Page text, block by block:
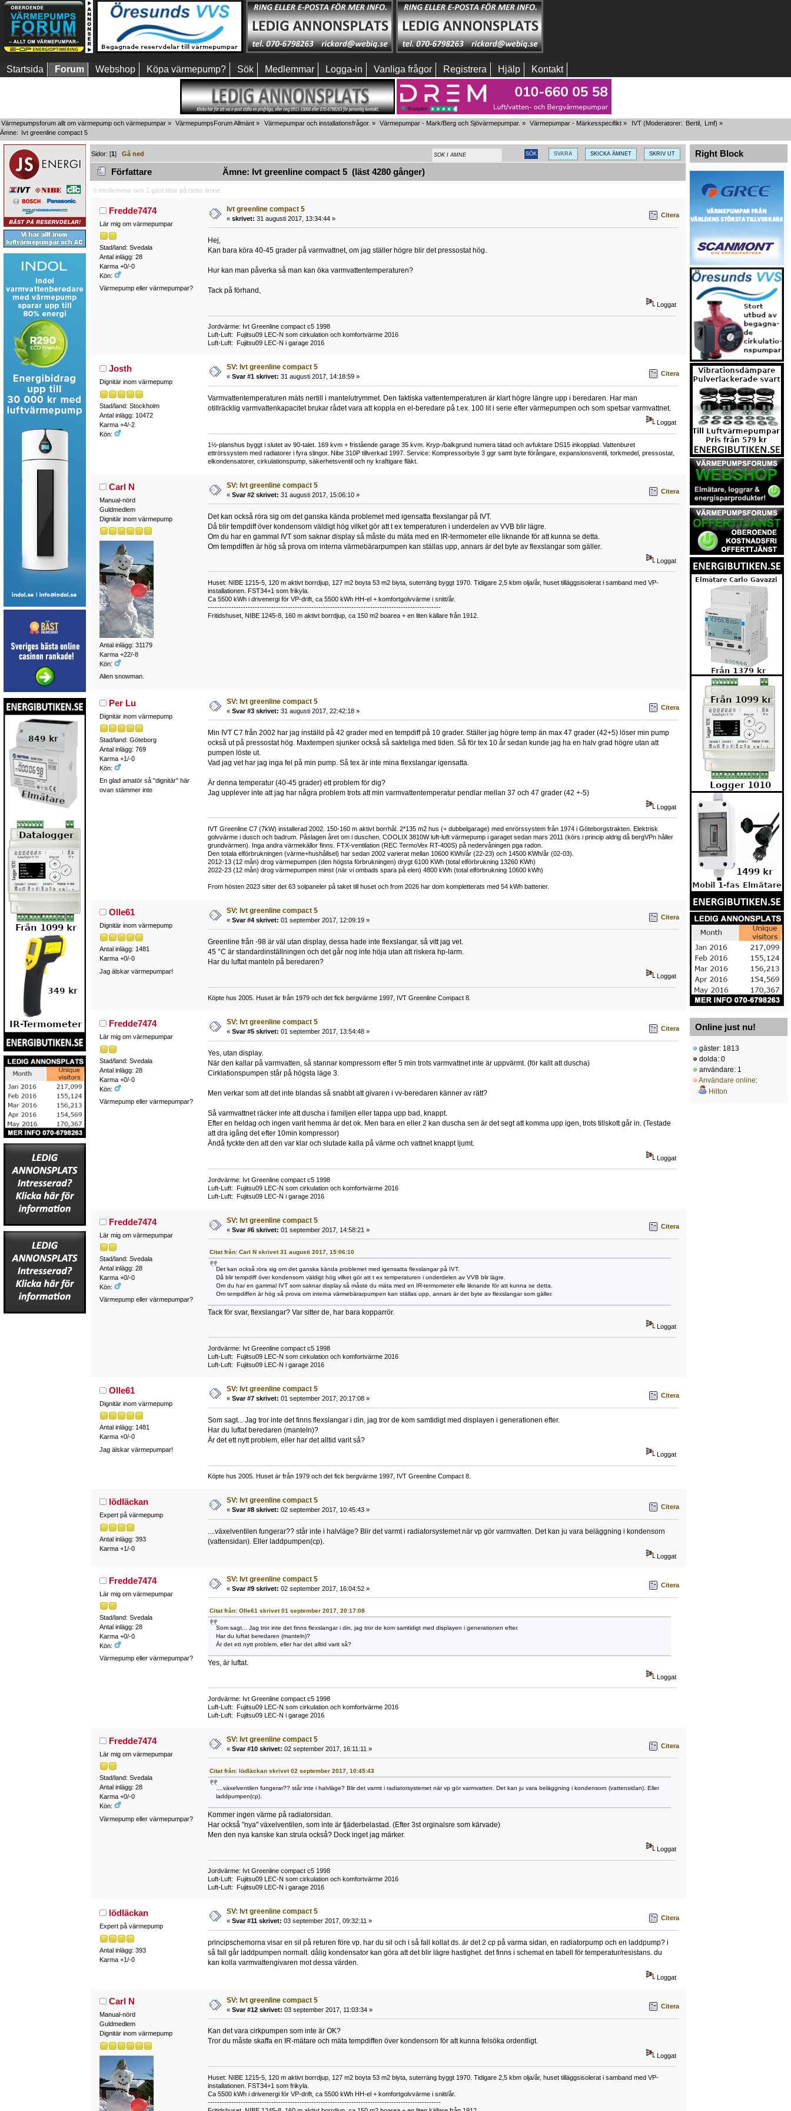
Startsida Forum Webshop Köpa värmepump? Sök Medlemmar Logga-in Vanliga frågor Registrera Hjälp Kontakt
Värmepumpsforum allt om värmepump och värmepumpar » VärmepumpsForum Allmänt » Värmepumpar och installationsfrågor. » Värmepumpar - Mark/Berg och Sjövärmepumpar. » Värmepumpar - Märkesspecifikt » IVT(Moderatorer: Bertil, Lmf) »
Ämne: Ivt greenline compact 5
SVARA SKICKA ÄMNET SKRIV UT
Sidor: [1]Gå ned
Författare Ämne: Ivt greenline compact 5 (läst 4280 gånger)
0 medlemmar och 1 gäst tittar på detta ämne.
Fredde7474
Lär mig om värmepumpar
Stad/land: Svedala
Antal inlägg: 28
Karma +0/-0
Kön:
Värmepump eller värmepumpar?
Ivt greenline compact 5
« skrivet: 31 augusti 2017, 13:34:44 » Citera
Hej,
Kan bara köra 40-45 grader på varmvattnet, om jag ställer högre blir det pressostat hög.
Hur kan man påverka så man kan öka varmvattentemperaturen?
Tack på förhand,
Loggat
Jordvärme: Ivt Greenline compact c5 1998
Luft-Luft: Fujitsu09 LEC-N som cirkulation och komfortvärme 2016
Luft-Luft: Fujitsu09 LEC-N i garage 2016
Josth
Dignitär inom värmepump
Stad/land: Stockholm
Antal inlägg: 10472
Karma +4/-2
Kön:
SV: Ivt greenline compact 5
« Svar #1 skrivet: 31 augusti 2017, 14:18:59 » Citera
Varmvattentemperaturen mäts nertill i mantelutrymmet. Den faktiska vattentemperaturen är klart högre längre upp i beredaren. Har man
otillräcklig varmvattenkapacitet brukar rådet vara att koppla en el-beredare på t.ex. 100 lit i serie efter värmepumpen och som spetsar varmvattnet.
Loggat
1½-planshus byggt i slutet av 90-talet. 169 kvm + fristående garage 35 kvm. Kryp-/balkgrund numera tätad och avfuktare DS15 inkopplad. Vattenburet
ettrörssystem med radiatorer i fyra slingor. Nibe 310P tillverkad 1997. Service: Kompressorbyte 3 ggr samt byte förångare, expansionsventil, torkmedel, pressostat,
elkondensatorer, cirkulationspump, säkerhetsventil och ny kraftigare fläkt.
Carl N
Manual-nörd
Guldmedlem
Dignitär inom värmepump
Antal inlägg: 31179
Karma +22/-8
Kön:
Alien snowman.
SV: Ivt greenline compact 5
« Svar #2 skrivet: 31 augusti 2017, 15:06:10 » Citera
Det kan också röra sig om det ganska kända problemet med igensatta flexslangar på IVT.
Då blir tempdiff över kondensorn väldigt hög vilket gör att t ex temperaturen i underdelen av VVB blir lägre.
Om du har en gammal IVT som saknar display så måste du mäta med en IR-termometer elle liknande för att kunna se detta.
Om tempdiffen är hög så prova om interna värmebärarpumpen kan ställas upp, annars är det byte av flexslangar som gäller.
Loggat
Huset: NIBE 1215-5, 120 m aktivt borrdjup, 127 m2 boyta 53 m2 biyta, suterräng byggt 1970. Tidigare 2,5 kbm olja/år, huset tilläggsisolerat i samband med VP-
installationen. FST34+1 som frikyla.
Ca 5500 kWh i drivenergi för VP-drift, ca 5500 kWh HH-el + komfortgolvvärme i snitt/år.
---------------------------------------------------------------------------------------------------
Fritidshuset, NIBE 1245-8, 160 m aktivt borrdjup, ca 150 m2 boarea + en liten källare från 1912.
Per Lu
Dignitär inom värmepump
Stad/land: Göteborg
Antal inlägg: 769
Karma +1/-0
Kön:
En glad amatör så "dignitär" här
ovan stämmer inte
SV: Ivt greenline compact 5
« Svar #3 skrivet: 31 augusti 2017, 22:42:18 » Citera
Min IVT C7 från 2002 har jag inställd på 42 grader med en tempdiff på 10 grader. Ställer jag högre temp än max 47 grader (42+5) löser min pump
också ut på pressostat hög. Maxtempen sjunker också så sakteliga med tiden. Så för tex 10 år sedan kunde jag ha en halv grad högre utan att
pumpen löste ut.
Vad jag vet har jag inga fel på min pump. Så tex är inte mina flexslangar igensatta.
Är denna temperatur (40-45 grader) ett problem för dig?
Jag upplever inte att jag har några problem trots att min varmvattentemperatur pendlar mellan 37 och 47 grader (42 +-5)
Loggat
IVT Greenline C7 (7kW) installerad 2002. 150-160 m aktivt borrhål. 2*135 m2 hus (+ dubbelgarage) med enrörssystem från 1974 i Göteborgstrakten. Elektrisk
golvvärme i dusch och badrum. Påslagen året om i duschen. COOLIX 3810W luft-luft värmepump i garaget sedan mars 2011 (körs i princip aldrig då bergVPn håller
grundvärmen). Inga andra värmekällor finns. FTX-ventilation (REC TermoVex RT-400S) på nedervåningen pga radon.
Den totala elförbrukningen (värme+hushållsel) har sedan 2002 varierat mellan 10600 KWh/år (22-23) och 14500 KWh/år (02-03).
2012-13 (12 mån) drog värmepumpen (den högsta förbrukningen) drygt 6100 KWh (total elförbrukning 13260 KWh)
2022-23 (12 mån) drog värmepumpen minst (när vi ombads spara på elen) 4800 kWh (total elförbrukning 10600 kWh)
From hösten 2023 sitter det 63 solpaneler på taket till huset och from 2026 har dom kompletterats med 54 kWh batterier.
Olle61
Dignitär inom värmepump
Antal inlägg: 1481
Karma +0/-0
Jag älskar värmepumpar!
SV: Ivt greenline compact 5
« Svar #4 skrivet: 01 september 2017, 12:09:19 » Citera
Greenline från -98 är väl utan display, dessa hade inte flexslangar, så vitt jag vet.
45 °C är standardinställningen och det går nog inte höja utan att riskera hp-larm.
Har du luftat manteln på beredaren?
Loggat
Köpte hus 2005. Huset är från 1979 och det fick bergvärme 1997, IVT Greenline Compact 8.
Fredde7474
Lär mig om värmepumpar
Stad/land: Svedala
Antal inlägg: 28
Karma +0/-0
Kön:
Värmepump eller värmepumpar?
SV: Ivt greenline compact 5
« Svar #5 skrivet: 01 september 2017, 13:54:48 » Citera
Yes, utan display.
När den kallar på varmvatten, så stannar kompressorn efter 5 min trots varmvattnet inte är uppvärmt. (för kallt att duscha)
Cirklationspumpen står på högsta läge 3.
Men verkar som att det inte blandas så snabbt att givaren i vv-beredaren känner av rätt?
Så varmvattnet räcker inte att duscha i familjen eller tappa upp bad, knappt.
Efter en heldag och ingen varit hemma är det ok. Men bara en eller 2 kan duscha sen är det segt att komma upp igen, trots tillskott går in. (Testade
att dra igång det efter 10min kompressor)
Ändå tyckte den att den var klar och slutade kalla på värme och vattnet knappt ljumt.
Loggat
Jordvärme: Ivt Greenline compact c5 1998
Luft-Luft: Fujitsu09 LEC-N som cirkulation och komfortvärme 2016
Luft-Luft: Fujitsu09 LEC-N i garage 2016
Fredde7474
Lär mig om värmepumpar
Stad/land: Svedala
Antal inlägg: 28
Karma +0/-0
Kön:
Värmepump eller värmepumpar?
SV: Ivt greenline compact 5
« Svar #6 skrivet: 01 september 2017, 14:58:21 » Citera
Citat från: Carl N skrivet 31 augusti 2017, 15:06:10
Det kan också röra sig om det ganska kända problemet med igensatta flexslangar på IVT.
Då blir tempdiff över kondensorn väldigt hög vilket gör att t ex temperaturen i underdelen av VVB blir lägre.
Om du har en gammal IVT som saknar display så måste du mäta med en IR-termometer elle liknande för att kunna se detta.
Om tempdiffen är hög så prova om interna värmebärarpumpen kan ställas upp, annars är det byte av flexslangar som gäller.
Tack för svar, flexslangar? Var sitter de, har bara kopparrör.
Loggat
Jordvärme: Ivt Greenline compact c5 1998
Luft-Luft: Fujitsu09 LEC-N som cirkulation och komfortvärme 2016
Luft-Luft: Fujitsu09 LEC-N i garage 2016
Olle61
Dignitär inom värmepump
Antal inlägg: 1481
Karma +0/-0
Jag älskar värmepumpar!
SV: Ivt greenline compact 5
« Svar #7 skrivet: 01 september 2017, 20:17:08 » Citera
Som sagt... Jag tror inte det finns flexslangar i din, jag tror de kom samtidigt med displayen i generationen efter.
Har du luftat beredaren (manteln)?
Är det ett nytt problem, eller har det alltid varit så?
Loggat
Köpte hus 2005. Huset är från 1979 och det fick bergvärme 1997, IVT Greenline Compact 8.
lödläckan
Expert på värmepump
Antal inlägg: 393
Karma +1/-0
SV: Ivt greenline compact 5
« Svar #8 skrivet: 02 september 2017, 10:45:43 » Citera
....växelventilen fungerar?? står inte i halvläge? Blir det varmt i radiatorsystemet när vp gör varmvatten. Det kan ju vara beläggning i kondensorn
(vattensidan). Eller laddpumpen(cp).
Loggat
Fredde7474
Lär mig om värmepumpar
Stad/land: Svedala
Antal inlägg: 28
Karma +0/-0
Kön:
Värmepump eller värmepumpar?
SV: Ivt greenline compact 5
« Svar #9 skrivet: 02 september 2017, 16:04:52 » Citera
Citat från: Olle61 skrivet 01 september 2017, 20:17:08
Som sagt... Jag tror inte det finns flexslangar i din, jag tror de kom samtidigt med displayen i generationen efter.
Har du luftat beredaren (manteln)?
Är det ett nytt problem, eller har det alltid varit så?
Yes, är luftat.
Loggat
Jordvärme: Ivt Greenline compact c5 1998
Luft-Luft: Fujitsu09 LEC-N som cirkulation och komfortvärme 2016
Luft-Luft: Fujitsu09 LEC-N i garage 2016
Fredde7474
Lär mig om värmepumpar
Stad/land: Svedala
Antal inlägg: 28
Karma +0/-0
Kön:
Värmepump eller värmepumpar?
SV: Ivt greenline compact 5
« Svar #10 skrivet: 02 september 2017, 16:11:11 » Citera
Citat från: lödläckan skrivet 02 september 2017, 10:45:43
....växelventilen fungerar?? står inte i halvläge? Blir det varmt i radiatorsystemet när vp gör varmvatten. Det kan ju vara beläggning i kondensorn (vattensidan). Eller
laddpumpen(cp).
Kommer ingen värme på radiatorsidan.
Har också "nya" växelventilen, som inte är fjäderbelastad. (Efter 3st orginalsre som kärvade)
Men den nya kanske kan strula också? Dock inget jag märker.
Loggat
Jordvärme: Ivt Greenline compact c5 1998
Luft-Luft: Fujitsu09 LEC-N som cirkulation och komfortvärme 2016
Luft-Luft: Fujitsu09 LEC-N i garage 2016
lödläckan
Expert på värmepump
Antal inlägg: 393
Karma +1/-0
SV: Ivt greenline compact 5
« Svar #11 skrivet: 03 september 2017, 09:32:11 » Citera
principschemorna visar en sil på returen före vp. har du sil och i så fall kollat ds. är det 2 cp på varma sidan, en radiatorpump och en laddpump? i
så fall går laddpumpen normalt. dålig kondensator kan göra att det blir lägre hastighet. det finns i schemat en tabell för temperatur/resistans. du
kan kolla varmvattengivaren mot dessa värden.
Loggat
Carl N
Manual-nörd
Guldmedlem
Dignitär inom värmepump
SV: Ivt greenline compact 5
« Svar #12 skrivet: 03 september 2017, 11:03:34 » Citera
Kan det vara cirkpumpen som inte är OK?
Tror du måste skaffa en IR-mätare och mäta tempdiffen över kondensorn för att kunna felsöka ordentligt.
Loggat
Huset: NIBE 1215-5, 120 m aktivt borrdjup, 127 m2 boyta 53 m2 biyta, suterräng byggt 1970. Tidigare 2,5 kbm olja/år, huset tilläggsisolerat i samband med VP-
installationen. FST34+1 som frikyla.
Ca 5500 kWh i drivenergi för VP-drift, ca 5500 kWh HH-el + komfortgolvvärme i snitt/år.
---------------------------------------------------------------------------------------------------
Right Block
Online just nu!
gäster: 1813
dolda: 0
användare: 1
Användare online:
Hilton